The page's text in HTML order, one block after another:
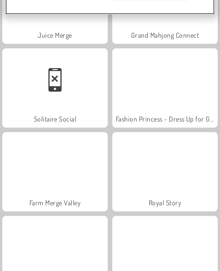
Juice Merge Grand Mahjong Connect
Solitaire Social
Farm Merge Valley Royal Story